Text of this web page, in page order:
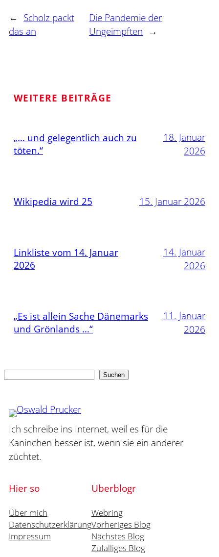
← Scholz packt
das an
Die Pandemie der
Ungeimpften →
WEITERE BEITRÄGE
„… und gelegentlich auch zu
töten.“
18. Januar
2026
Wikipedia wird 25 15. Januar 2026
Linkliste vom 14. Januar
2026
14. Januar
2026
„Es ist allein Sache Dänemarks
und Grönlands …“
11. Januar
2026
Suchen Suchen
Ich schreibe ins Internet, weil es für die
Kaninchen besser ist, wenn sie ein anderer
züchtet.
Hier so
Über mich
Datenschutzerklärung
Impressum
Uberblogr
Webring
Vorheriges Blog
Nächstes Blog
Zufälliges Blog